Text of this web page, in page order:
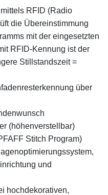
RFID (Radio
die Übereinstimmung
mit der eingesetzten
RFID-Kennung ist der
Stillstandszeit =
über
(höhenverstellbar)
Stitch Program)
und
hochdekorativen,